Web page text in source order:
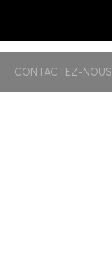
CONTACTEZ-NOUS